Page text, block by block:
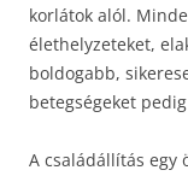
korlátok alól.
élethelyzeteket,
boldogabb,
betegségeket
A családállítás egy